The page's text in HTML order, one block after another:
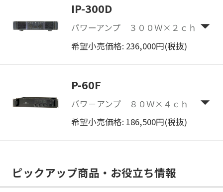
IP-300D
パワーアンプ ３００Ｗ×２ｃｈ
希望小売価格: 236,000円(税抜)
P-60F
パワ－アンプ ８０Ｗ×４ｃｈ
希望小売価格: 186,500円(税抜)
ピックアップ商品・お役立ち情報